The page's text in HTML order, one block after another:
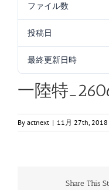
ファイル数
投稿日
最終更新日時
一陸特
By actnext | 11月 27th, 2018
Share This